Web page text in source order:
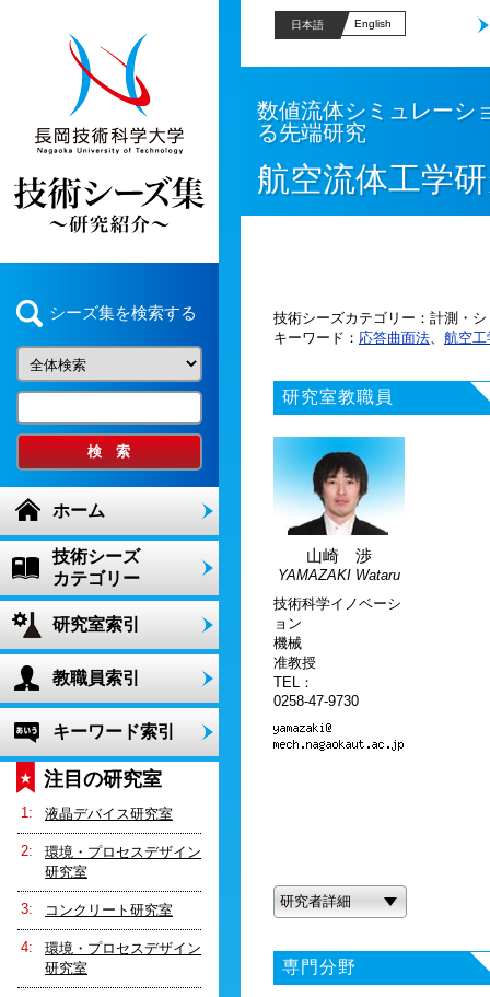
シーズ集を検索する
ホーム
技術シーズ
カテゴリー
研究室索引
教職員索引
キーワード索引
注目の研究室
液晶デバイス研究室
環境・プロセスデザイン
研究室
コンクリート研究室
環境・プロセスデザイン
研究室
日本語 English
数値流体シミュレーシ
る先端研究
航空流体工学
技術シーズカテゴリー
計測・
キーワード
応答曲面法、 航空工
研究室教職員
山崎 渉
YAMAZAKI Wataru
技術科学イノベーシ
ョン
機械
准教授
TEL：
0258-47-9730
研究者詳細
専門分野